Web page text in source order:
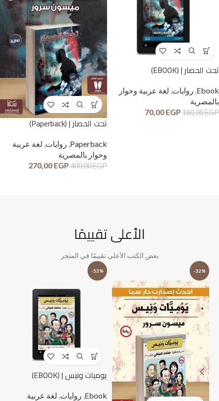
تحت الحصار | (EBOOK)
Ebook
, روايات, لغة عربية وحوار
بالمصرية
180,00EGP
70,00 EGP
تحت الحصار | (Paperback)
Paperback
, روايات, لغة عربية
وحوار بالمصرية
400,00EGP
270,00 EGP
الأعلى تقييمًا
بعض الكتب الأعلى تقييمًا في المتجر
-32%
-53%
يوميات ونيس | (EBOOK)
Ebook
, روايات, لغة عربية